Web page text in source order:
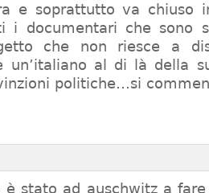
e soprattutto va chiuso
i documentari che sono
che non riesce a
un’italiano al di là della
politiche…si
è stato ad auschwitz a